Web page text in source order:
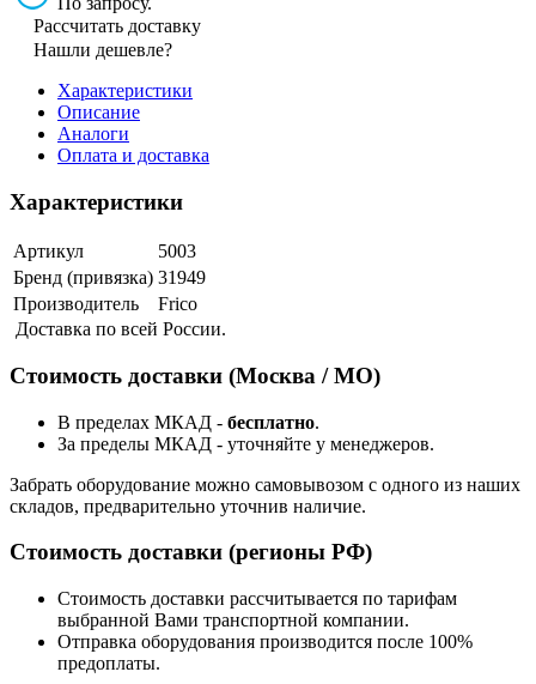
Рассчитать доставку
Нашли дешевле?
Характеристики
Описание
Аналоги
Оплата и доставка
Характеристики
Артикул
5003
Бренд (привязка) 31949
Производитель
Frico
Доставка по всей России.
Стоимость доставки (Москва / МО)
В пределах МКАД - бесплатно.
За пределы МКАД - уточняйте у менеджеров.
Забрать оборудование можно самовывозом с одного из наших
складов, предварительно уточнив наличие.
Стоимость доставки (регионы РФ)
Стоимость доставки рассчитывается по тарифам
выбранной Вами транспортной компании.
Отправка оборудования производится после 100%
предоплаты.